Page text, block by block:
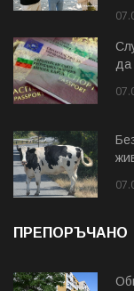
да
ПРЕПОРЪЧАНО